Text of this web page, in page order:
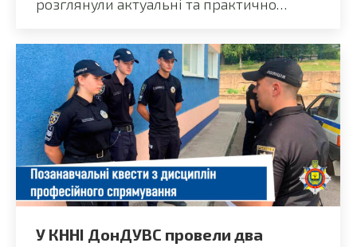
розглянули актуальні та практично…
У КННІ ДонДУВС провели два